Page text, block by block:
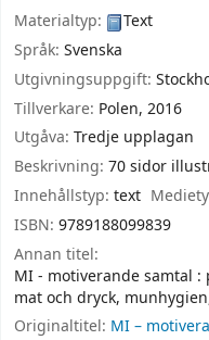
Materialtyp:
Text
Språk: Svenska
Utgivningsuppgift:
Tillverkare: Polen, 2016
Utgåva: Tredje upplagan
Beskrivning: 70 sidor
Innehållstyp: text
ISBN: 9789188099839
Annan titel:
MI - motiverande samtal
mat och dryck,
Originaltitel: MI –